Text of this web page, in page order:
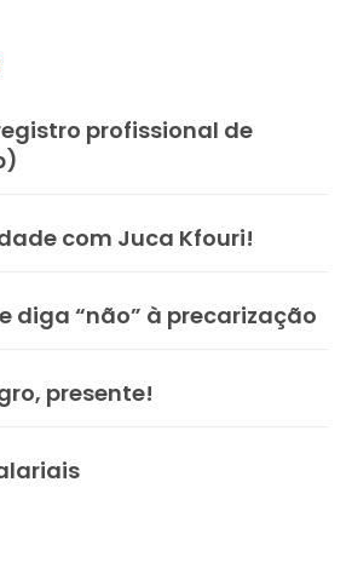
profissional de
com Juca Kfouri!
diga “não” à precarização
presente!